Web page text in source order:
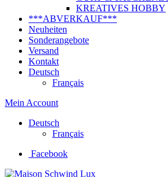
KREATIVES HOBBY
***ABVERKAUF***
Neuheiten
Sonderangebote
Versand
Kontakt
Deutsch
Français
Mein Account
Deutsch
Français
Facebook